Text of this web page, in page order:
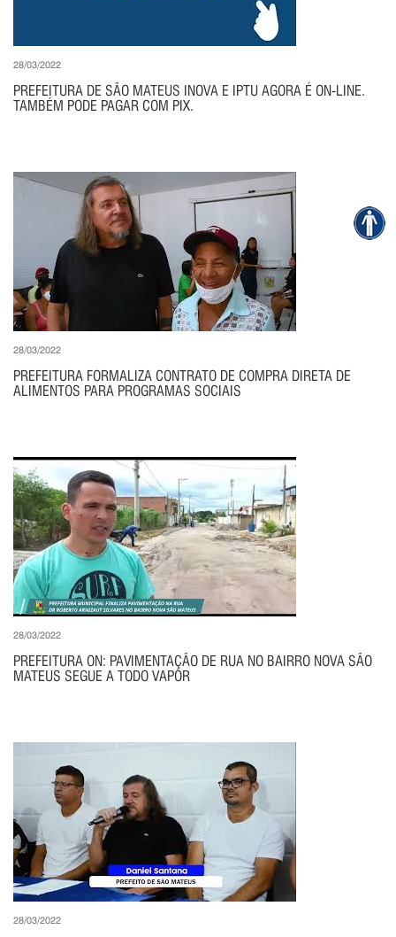
28/03/2022
PREFEITURA DE SÃO MATEUS INOVA E IPTU AGORA É ON-LINE.
TAMBÉM PODE PAGAR COM PIX.
28/03/2022
PREFEITURA FORMALIZA CONTRATO DE COMPRA DIRETA DE
ALIMENTOS PARA PROGRAMAS SOCIAIS
28/03/2022
PREFEITURA ON: PAVIMENTAÇÃO DE RUA NO BAIRRO NOVA SÃO
MATEUS SEGUE A TODO VAPOR
28/03/2022